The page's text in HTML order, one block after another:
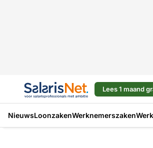
Lees 1 maand
NieuwsLoonzakenWerknemerszaken